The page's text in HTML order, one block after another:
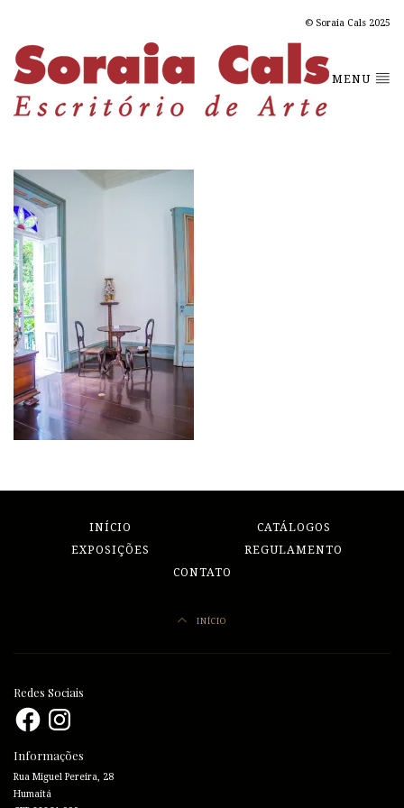
© Soraia Cals 2025
MENU
INÍCIO
CATÁLOGOS
EXPOSIÇÕES
REGULAMENTO
CONTATO
INÍCIO
Redes Sociais
FacebookInstagram
Informações
Rua Miguel Pereira, 28
Humaitá